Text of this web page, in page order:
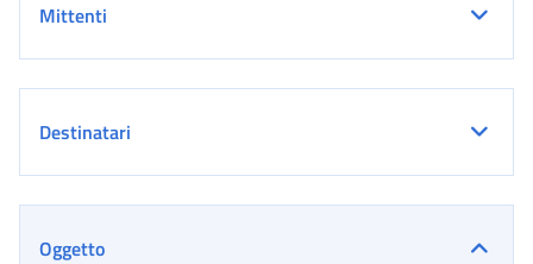
Mittenti
Destinatari
Oggetto